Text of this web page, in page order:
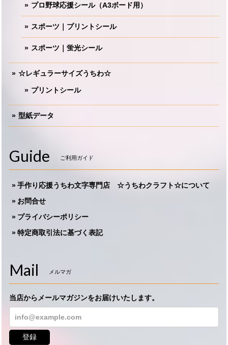
プロ野球応援シール（A3ボード用）
スポーツ｜プリントシール
スポーツ｜蛍光シール
☆レギュラーサイズうちわ☆
プリントシール
型紙データ
Guide ご利用ガイド
手作り応援うちわ文字専門店 ☆うちわクラフト☆について
お問合せ
プライバシーポリシー
特定商取引法に基づく表記
Mail メルマガ
当店からメールマガジンをお届けいたします。
登録